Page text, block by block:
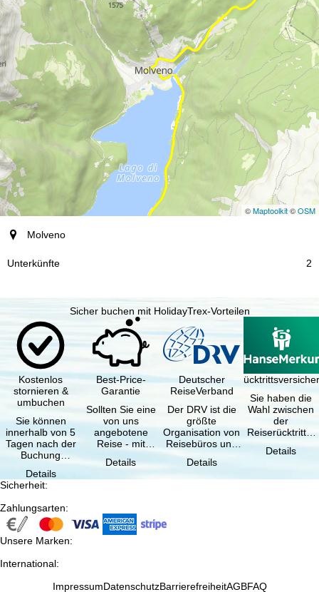
©Maptoolkit©OSM
Ort
Unterkünfte
Molveno
2
Sicher buchen mit HolidayTrex-Vorteilen
Kostenlos
stornieren &
umbuchen
Sie können
innerhalb von 5
Tagen nach der
Buchung
zurücktreten, …
Details
Best-Price-
Garantie
Sollten Sie eine
von uns
angebotene
Reise - mit
Verfügbarkeit
und …
Details
Deutscher
ReiseVerband
Der DRV ist die
größte
Organisation von
Reisebüros und
Reiseveranstaltern
in …
Details
Sie haben die
Wahl zwischen
der
Reiserücktritts-
Versicherung
(inklusive …
Details
Sicherheit:
Zahlungsarten:
Unsere Marken:
International:
ImpressumDatenschutzBarrierefreiheitAGBFAQ